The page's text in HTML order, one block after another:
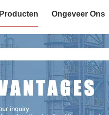
Producten Ongeveer Ons